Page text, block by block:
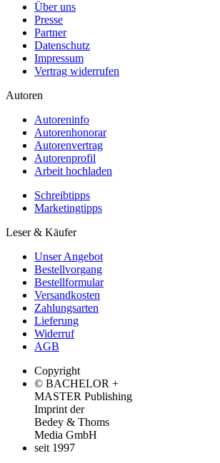
Über uns
Presse
Partner
Datenschutz
Impressum
Vertrag widerrufen
Autoren
Autoreninfo
Autorenhonorar
Autorenvertrag
Autorenprofil
Arbeit hochladen
Schreibtipps
Marketingtipps
Leser & Käufer
Unser Angebot
Bestellvorgang
Bestellformular
Versandkosten
Zahlungsarten
Lieferung
Widerruf
AGB
Copyright
© BACHELOR +
MASTER Publishing
Imprint der
Bedey & Thoms
Media GmbH
seit 1997